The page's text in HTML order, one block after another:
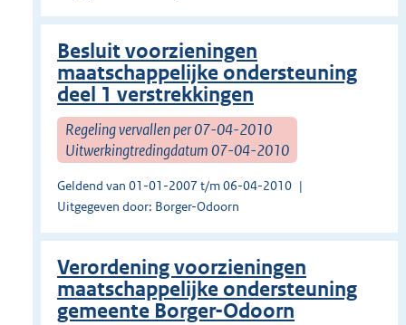
Besluit voorzieningen
maatschappelijke ondersteuning
deel 1 verstrekkingen
Regeling vervallen per 07-04-2010
Uitwerkingtredingdatum 07-04-2010
Geldend van 01-01-2007 t/m 06-04-2010
Uitgegeven door: Borger-Odoorn
Verordening voorzieningen
maatschappelijke ondersteuning
gemeente Borger-Odoorn